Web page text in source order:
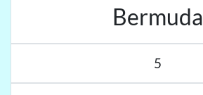
Bermuda
5